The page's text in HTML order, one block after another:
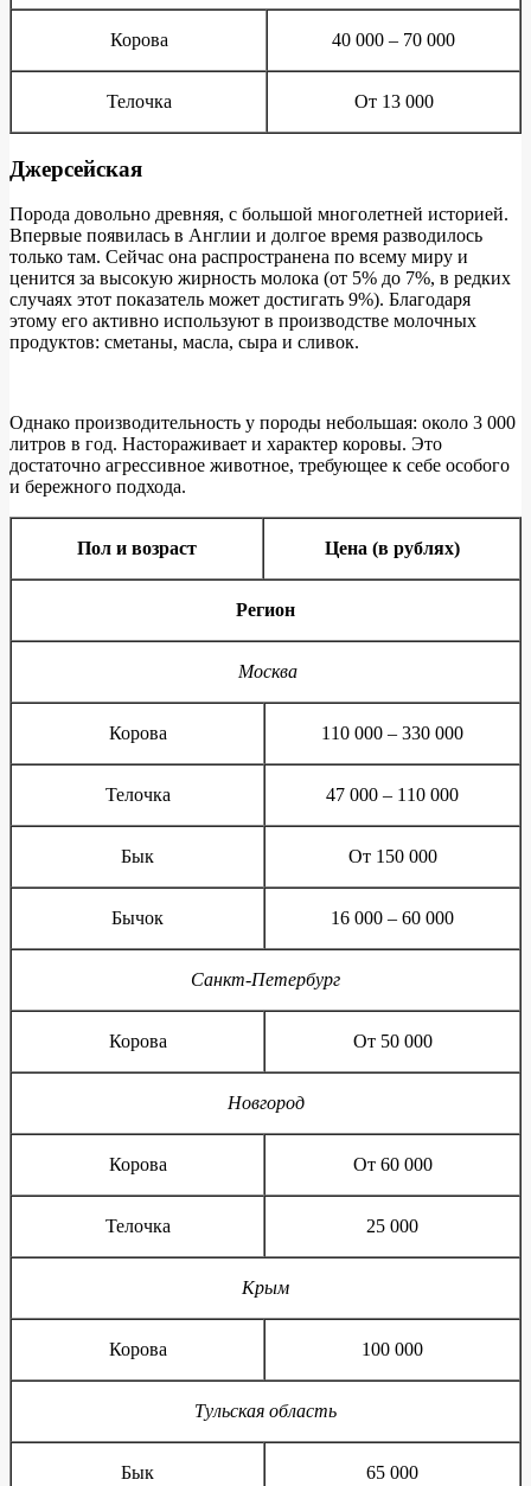
Корова 40 000 – 70 000
Телочка От 13 000
Джерсейская
Порода довольно древняя, с большой многолетней историей.
Впервые появилась в Англии и долгое время разводилось
только там. Сейчас она распространена по всему миру и
ценится за высокую жирность молока (от 5% до 7%, в редких
случаях этот показатель может достигать 9%). Благодаря
этому его активно используют в производстве молочных
продуктов: сметаны, масла, сыра и сливок.
Однако производительность у породы небольшая: около 3 000
литров в год. Настораживает и характер коровы. Это
достаточно агрессивное животное, требующее к себе особого
и бережного подхода.
Пол и возраст Цена (в рублях)
Регион
Москва
Корова 110 000 – 330 000
Телочка 47 000 – 110 000
Бык От 150 000
Бычок 16 000 – 60 000
Санкт-Петербург
Корова От 50 000
Новгород
Корова От 60 000
Телочка 25 000
Крым
Корова 100 000
Тульская область
Бык 65 000